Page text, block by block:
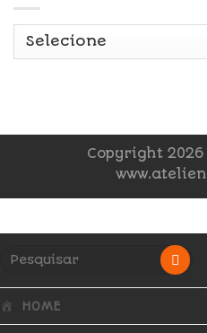
Copyright
HOME